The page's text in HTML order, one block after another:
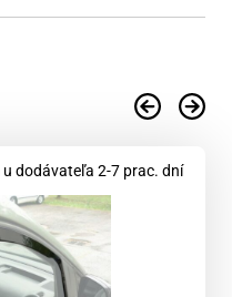
dodávateľa 2-7 prac. dní